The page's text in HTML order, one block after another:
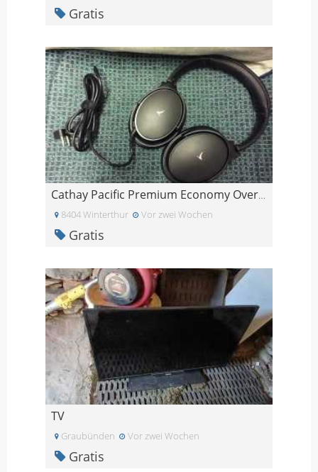
Gratis
Cathay Pacific Premium Economy Over-Ear Kopfhörer
8404 Winterthur Vor zwei Wochen
Gratis
TV
Graubünden Vor zwei Wochen
Gratis